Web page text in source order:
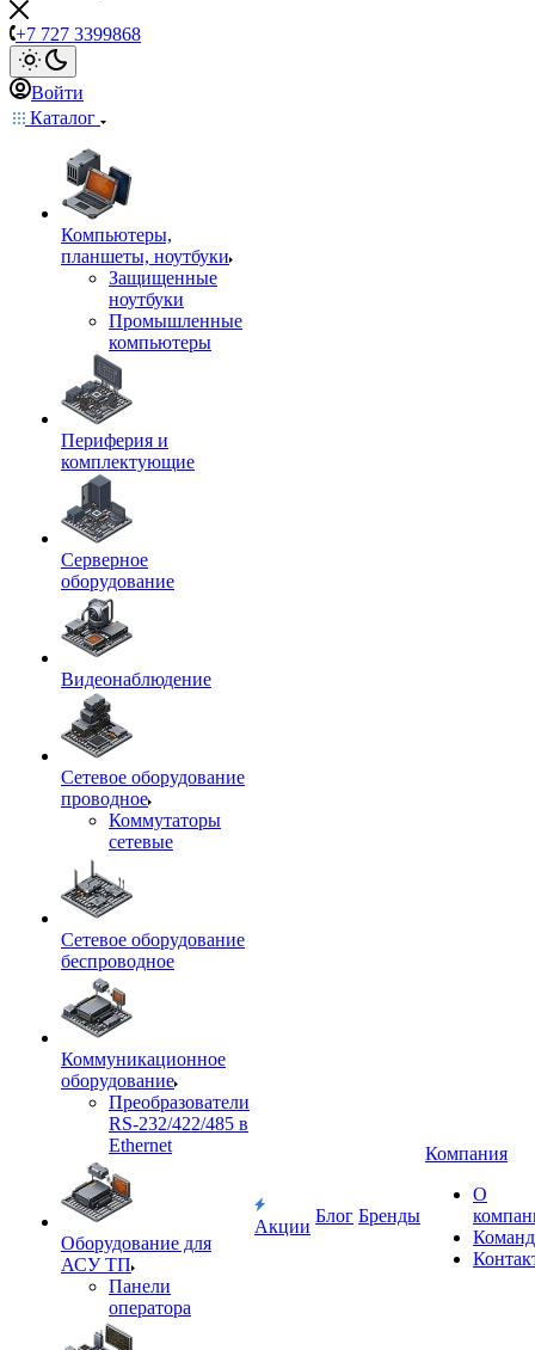
+7 727 3399868
Войти
Каталог
Компьютеры,
планшеты, ноутбуки
Защищенные
ноутбуки
Промышленные
компьютеры
Периферия и
комплектующие
Серверное
оборудование
Видеонаблюдение
Сетевое оборудование
проводное
Коммутаторы
сетевые
Сетевое оборудование
беспроводное
Коммуникационное
оборудование
Преобразователи
RS-232/422/485 в
Ethernet
Оборудование для
АСУ ТП
Панели
оператора
Акции
Блог Бренды
Компания
О